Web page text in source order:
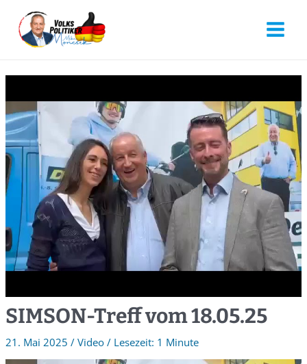
SIMSON-Treff vom 18.05.25
21. Mai 2025 / Video/ 1 Minute